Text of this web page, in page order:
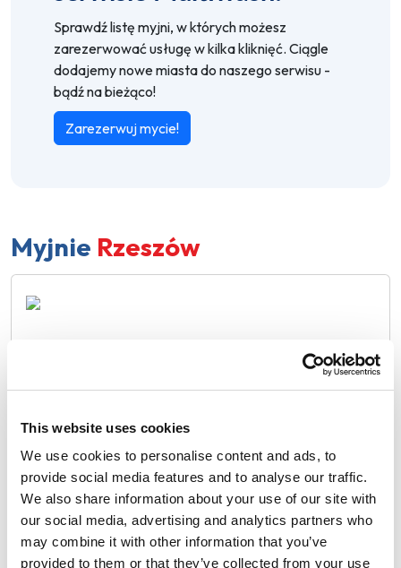
This website uses cookies
We use cookies to personalise content and ads, to
provide social media features and to analyse our traffic.
We also share information about your use of our site with
our social media, advertising and analytics partners who
may combine it with other information that you’ve
provided to them or that they’ve collected from your use
Sprawdź listę myjni, w których możesz
zarezerwować usługę w kilka kliknięć. Ciągle
dodajemy nowe miasta do naszego serwisu -
bądź na bieżąco!
Zarezerwuj mycie!
Myjnie Rzeszów
Zarezerwuj online
MYJNIA MILLENIUM